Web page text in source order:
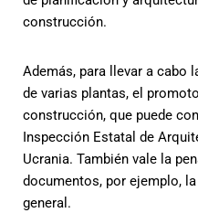
construcción.
Además, para llevar a cabo
de varias plantas, el
construcción, que puede
Inspección Estatal de
Ucrania. También vale la
documentos, por ejemplo,
general.